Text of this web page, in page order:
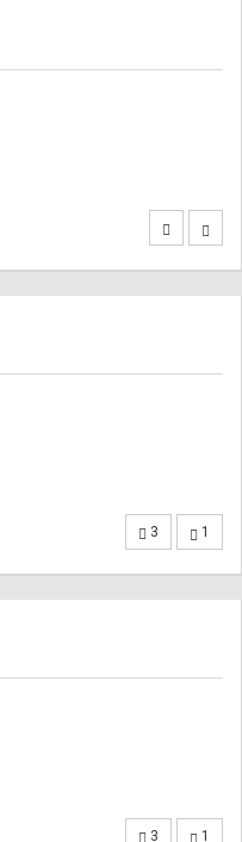
3 1
3 1